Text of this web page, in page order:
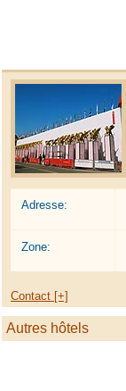
Adresse:
Zone:
Contact [+]
Autres hôtels